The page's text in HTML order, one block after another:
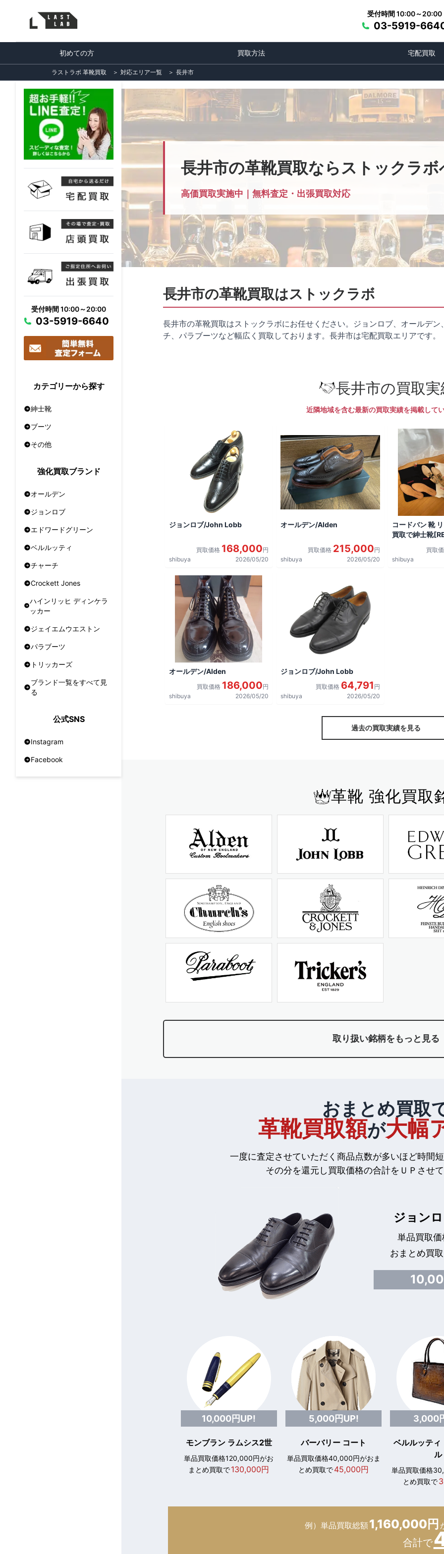
受付時間 10:00～20:00
03-5919-
初めての方 買取方法 宅配買取
ラストラボ 革靴買取 ＞ 対応エリア一覧 ＞ 長井市
受付時間 10:00～20:00
03-5919-6640
カテゴリーから探す
紳士靴
ブーツ
その他
強化買取ブランド
オールデン
ジョンロブ
エドワードグリーン
ベルルッティ
チャーチ
Crockett Jones
ハインリッヒ ディンケラ
ッカー
ジェイエムウエストン
パラブーツ
トリッカーズ
ブランド一覧をすべて見
る
公式SNS
Instagram
Facebook
長井市の革靴買取ならストックラボ
高価買取実施中｜無料査定・出張買取対応
長井市の革靴買取はストックラボ
長井市の革靴買取はストックラボにお任せください。ジョンロブ、オールデ
チ、パラブーツなど幅広く買取しております。長井市は宅配買取エリアです。
長井市の買取実
近隣地域を含む最新の買取実績を掲載して
ジョンロブ/John Lobb
買取価格 168,000円
shibuya
2026/05/20
オールデン/Alden
買取価格 215,000円
shibuya
2026/05/20
コードバン 靴
買取で紳士靴
買取
shibuya
オールデン/Alden
買取価格 186,000円
shibuya
2026/05/20
ジョンロブ/John Lobb
買取価格 64,791 円
shibuya
2026/05/20
過去の買取実績を見る
革靴 強化買取
取り扱い銘柄をもっと見る
おまとめ買取
革靴買取額が大幅
一度に査定させていただく商品点数が多いほど時間
その分を還元し買取価格の合計をＵＰさせ
ジョン
単品買取
おまとめ買
10,000円UP!
モンブラン ラムシス2世
単品買取価格120,000円がお
まとめ買取で130,000円
5,000円UP!
バーバリー コート
単品買取価格40,000円がおま
とめ買取で45,000円
3,000
ベルルッティ
ル
単品買取価格
とめ買取で
例）単品買取総額1,160,000円
合計で